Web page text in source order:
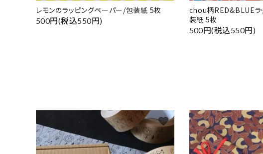
レモンのラッピングペーパー/包装紙 5枚
500円(税込550円)
chou柄RED&BLUEラ
装紙 5枚
500円(税込550円)
favorite